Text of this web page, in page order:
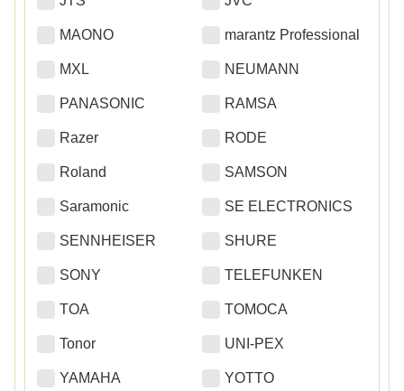
MAONO marantz Professional
MXL NEUMANN
PANASONIC RAMSA
Razer RODE
Roland SAMSON
Saramonic SE ELECTRONICS
SENNHEISER SHURE
SONY TELEFUNKEN
TOA TOMOCA
Tonor UNI-PEX
YAMAHA YOTTO